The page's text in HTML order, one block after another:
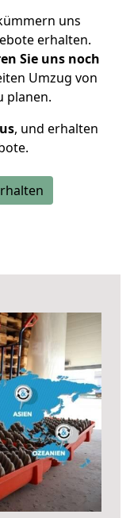
uns
erhalten.
Sie uns noch
Umzug von
planen.
, und erhalten